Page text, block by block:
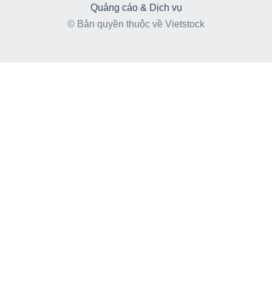
Quảng cáo & Dịch vụ
© Bản quyền thuộc về Vietstock